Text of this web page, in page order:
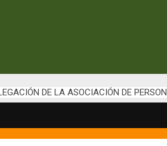
DE LA ASOCIACIÓN DE